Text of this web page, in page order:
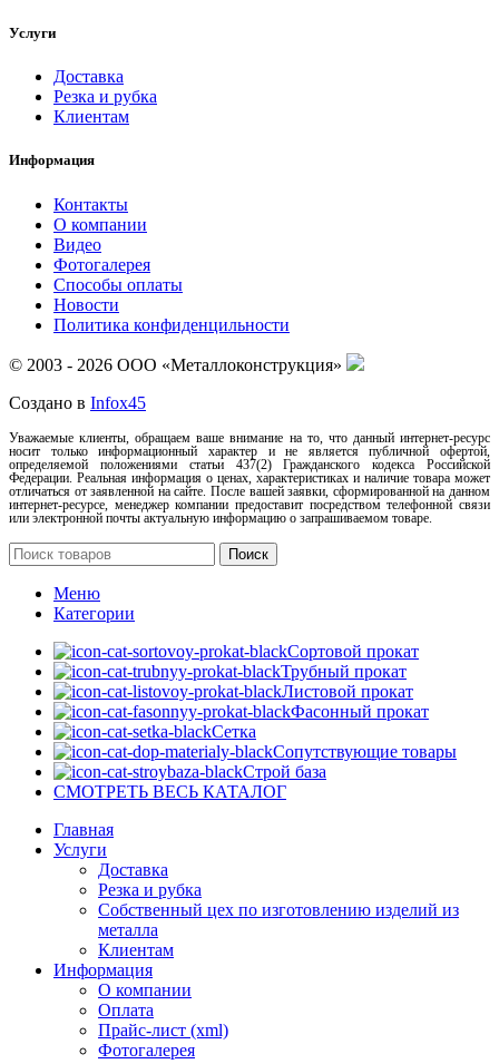
Услуги
Доставка
Резка и рубка
Клиентам
Информация
Контакты
О компании
Видео
Фотогалерея
Способы оплаты
Новости
Политика конфиденцильности
© 2003 - 2026 ООО «Металлоконструкция»
Создано в Infox45
Уважаемые клиенты, обращаем ваше внимание на то, что данный интернет-ресурс
носит только информационный характер и не является публичной офертой,
определяемой положениями статьи 437(2) Гражданского кодекса Российской
Федерации. Реальная информация о ценах, характеристиках и наличие товара может
отличаться от заявленной на сайте. После вашей заявки, сформированной на данном
интернет-ресурсе, менеджер компании предоставит посредством телефонной связи
или электронной почты актуальную информацию о запрашиваемом товаре.
Поиск
Меню
Категории
Сортовой прокат
Трубный прокат
Листовой прокат
Фасонный прокат
Сетка
Сопутствующие товары
Строй база
СМОТРЕТЬ ВЕСЬ КАТАЛОГ
Главная
Услуги
Доставка
Резка и рубка
Собственный цех по изготовлению изделий из
металла
Клиентам
Информация
О компании
Оплата
Прайс-лист (xml)
Фотогалерея